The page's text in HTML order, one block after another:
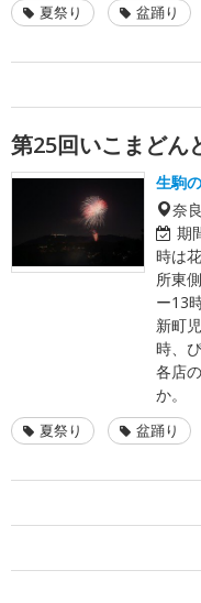
夏祭り 盆踊り
第25回いこまどん
生駒
奈
期
時は
所東
ー13
新町
時、
各店
か。
夏祭り 盆踊り